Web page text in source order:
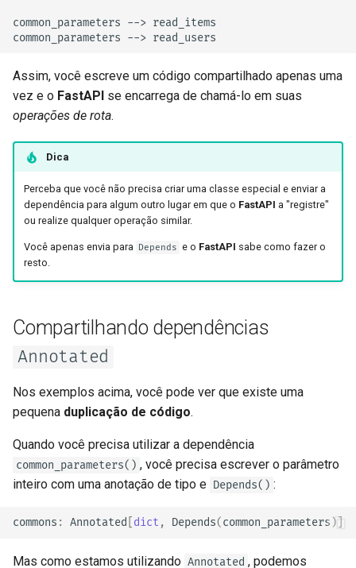
common_parameters --> read_items
common_parameters --> read_users
Assim, você escreve um código compartilhado apenas uma
vez e o FastAPI se encarrega de chamá-lo em suas
operações de rota.
Dica
Perceba que você não precisa criar uma classe especial e enviar a
dependência para algum outro lugar em que o FastAPI a "registre"
ou realize qualquer operação similar.
Você apenas envia para Depends e o FastAPI sabe como fazer o
resto.
Compartilhando dependências
Annotated
Nos exemplos acima, você pode ver que existe uma
pequena duplicação de código.
Quando você precisa utilizar a dependência
common_parameters() , você precisa escrever o parâmetro
inteiro com uma anotação de tipo e Depends() :
commons : Annotated dict , Depends(common_parameters )]
Mas como estamos utilizando Annotated , podemos